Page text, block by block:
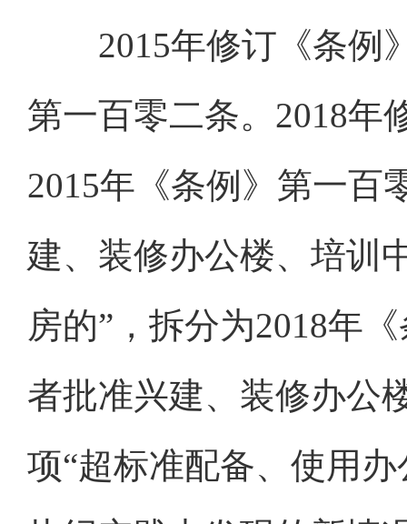
2015年修订《条例》
第一百零二条。2018年
2015年《条例》第一百
建、装修办公楼、培训
房的”，拆分为2018年
者批准兴建、装修办公
项“超标准配备、使用